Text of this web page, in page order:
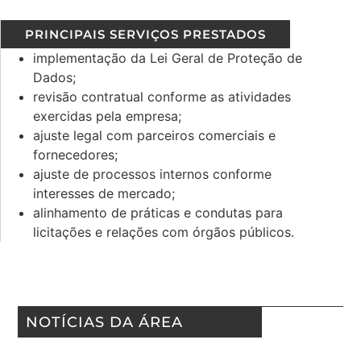
PRINCIPAIS SERVIÇOS PRESTADOS
implementação da Lei Geral de Proteção de
Dados;
revisão contratual conforme as atividades
exercidas pela empresa;
ajuste legal com parceiros comerciais e
fornecedores;
ajuste de processos internos conforme
interesses de mercado;
alinhamento de práticas e condutas para
licitações e relações com órgãos públicos.
NOTÍCIAS DA ÁREA